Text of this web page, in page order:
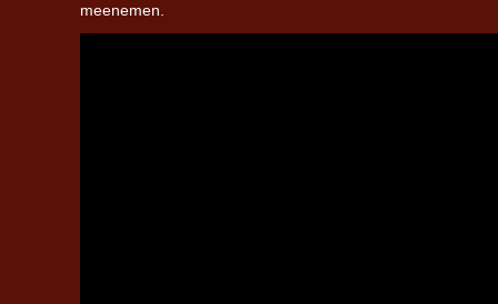
meenemen.